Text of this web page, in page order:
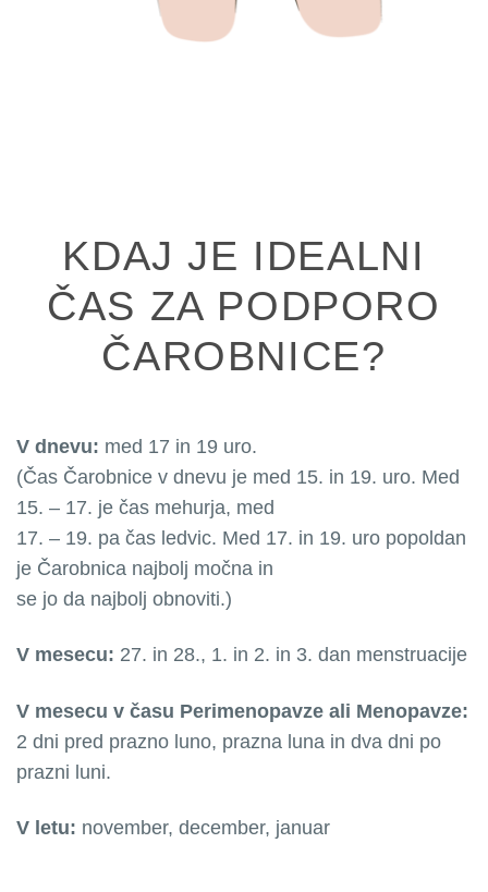
KDAJ JE IDEALNI
ČAS ZA PODPORO
ČAROBNICE?
V dnevu: med 17 in 19 uro.
(Čas Čarobnice v dnevu je med 15. in 19. uro. Med
15. – 17. je čas mehurja, med
17. – 19. pa čas ledvic. Med 17. in 19. uro popoldan
je Čarobnica najbolj močna in
se jo da najbolj obnoviti.)
V mesecu: 27. in 28., 1. in 2. in 3. dan menstruacije
V mesecu v času Perimenopavze ali Menopavze:
2 dni pred prazno luno, prazna luna in dva dni po
prazni luni.
V letu: november, december, januar